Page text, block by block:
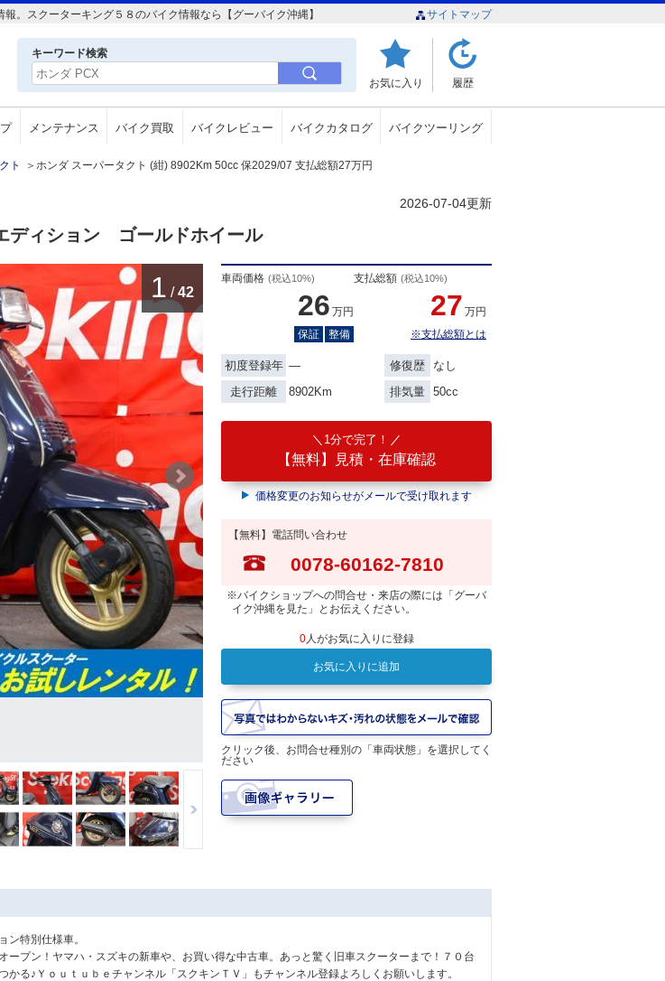
。スクーターキング５８のバイク情報なら【グーバイク沖縄】 サイトマップ
キーワード検索
お気に入り 履歴
メンテナンス バイク買取 バイクレビュー バイクカタログ バイクツーリング
ト ＞ ホンダ スーパータクト (紺) 8902Km 50cc 保2029/07 支払総額27万円
2026-07-04更新
ィション ゴールドホイール
1 / 42
車両価格 (税込10%)
26 万円
保証
整備
支払総額 (税込10%)
27 万円
※支払総額とは
初度登録年 ― 修復歴
なし
走行距離
8902Km 排気量 50cc
1分で完了！
【無料】見積・在庫確認
価格変更のお知らせがメールで受け取れます
【無料】電話問い合わせ
0078-60162-7810
※バイクショップへの問合せ・来店の際には「グーバ
イク沖縄を見た」とお伝えください。
0人がお気に入りに登録
お気に入りに追加
クリック後、お問合せ種別の「車両状態」を選択してく
ださい
ン特別仕様車。
プン！ヤマハ・スズキの新車や、お買い得な中古車。あっと驚く旧車スクーターまで！７０台
る♪Ｙｏｕｔｕｂｅチャンネル「スクキンＴＶ」もチャンネル登録よろしくお願いします。